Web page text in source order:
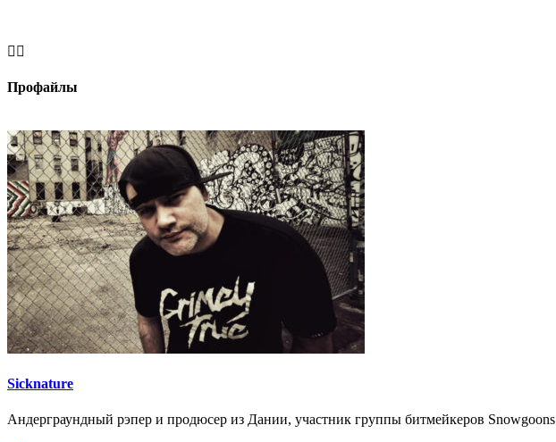
 
Профайлы
Sicknature
Андерграундный рэпер и продюсер из Дании, участник группы битмейкеров Snowgoons